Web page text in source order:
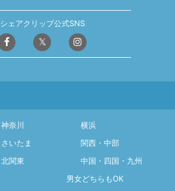
シェアクリップ公式SNS
神奈川
横浜
さいたま
関西・中部
北関東
中国・四国・九州
男女どちらもOK